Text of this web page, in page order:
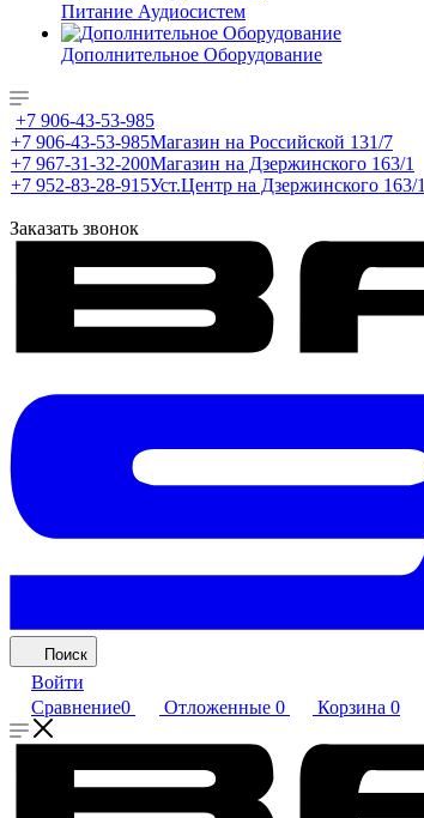
Питание Аудиосистем
Дополнительное Оборудование
+7 906-43-53-985
+7 906-43-53-985Магазин на Российской 131/7
+7 967-31-32-200Магазин на Дзержинского 163/1
+7 952-83-28-915Уст.Центр на Дзержинского 163/1
Заказать звонок
Поиск
Войти
Сравнение0 Отложенные 0 Корзина 0